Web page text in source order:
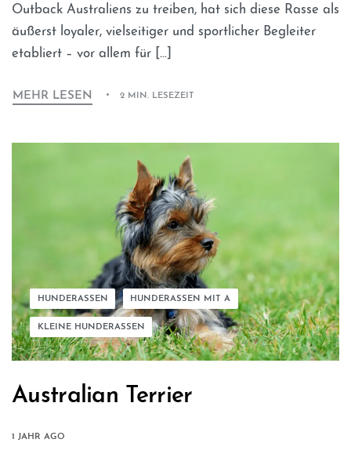
Outback Australiens zu treiben, hat sich diese Rasse als
äußerst loyaler, vielseitiger und sportlicher Begleiter
etabliert – vor allem für […]
MEHR LESEN 2 MIN. LESEZEIT
HUNDERASSEN HUNDERASSEN MIT A
KLEINE HUNDERASSEN
Australian Terrier
1 JAHR AGO